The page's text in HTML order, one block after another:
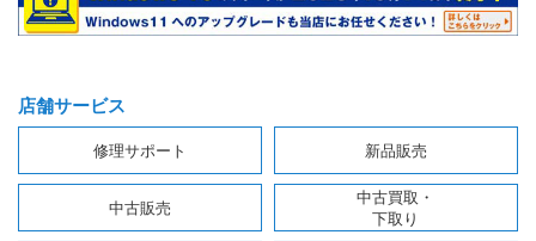
店舗サービス
修理サポート 新品販売
中古販売
中古買取・
下取り